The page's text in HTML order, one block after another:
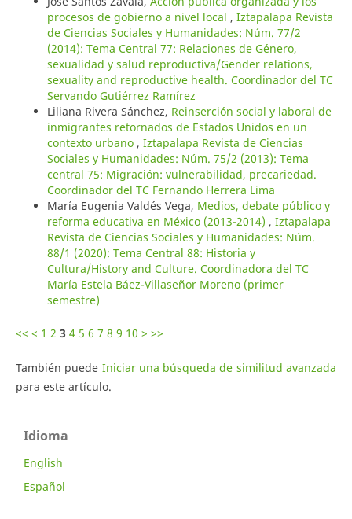
procesos de gobierno a nivel local , Iztapalapa Revista
de Ciencias Sociales y Humanidades: Núm. 77/2
(2014): Tema Central 77: Relaciones de Género,
sexualidad y salud reproductiva/Gender relations,
sexuality and reproductive health. Coordinador del TC
Servando Gutiérrez Ramírez
Liliana Rivera Sánchez, Reinserción social y laboral de
inmigrantes retornados de Estados Unidos en un
contexto urbano , Iztapalapa Revista de Ciencias
Sociales y Humanidades: Núm. 75/2 (2013): Tema
central 75: Migración: vulnerabilidad, precariedad.
Coordinador del TC Fernando Herrera Lima
María Eugenia Valdés Vega, Medios, debate público y
reforma educativa en México (2013-2014) , Iztapalapa
Revista de Ciencias Sociales y Humanidades: Núm.
88/1 (2020): Tema Central 88: Historia y
Cultura/History and Culture. Coordinadora del TC
María Estela Báez-Villaseñor Moreno (primer
semestre)
<< < 1 2 3 4 5 6 7 8 9 10 > >>
También puede Iniciar una búsqueda de similitud avanzada
para este artículo.
Idioma
English
Español